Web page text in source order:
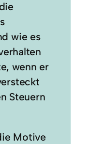
wie es
wenn er
Steuern
Motive